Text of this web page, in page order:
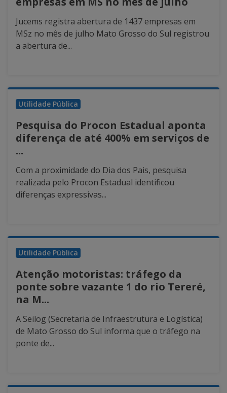
Jucems registra abertura de 1437 empresas em
MSz no mês de julho Mato Grosso do Sul registrou
a abertura de...
Utilidade Pública
Pesquisa do Procon Estadual aponta
diferença de até 400% em serviços de
...
Com a proximidade do Dia dos Pais, pesquisa
realizada pelo Procon Estadual identificou
diferenças expressivas...
Utilidade Pública
Atenção motoristas: tráfego da
ponte sobre vazante 1 do rio Tereré,
na M...
A Seilog (Secretaria de Infraestrutura e Logística)
de Mato Grosso do Sul informa que o tráfego na
ponte de...